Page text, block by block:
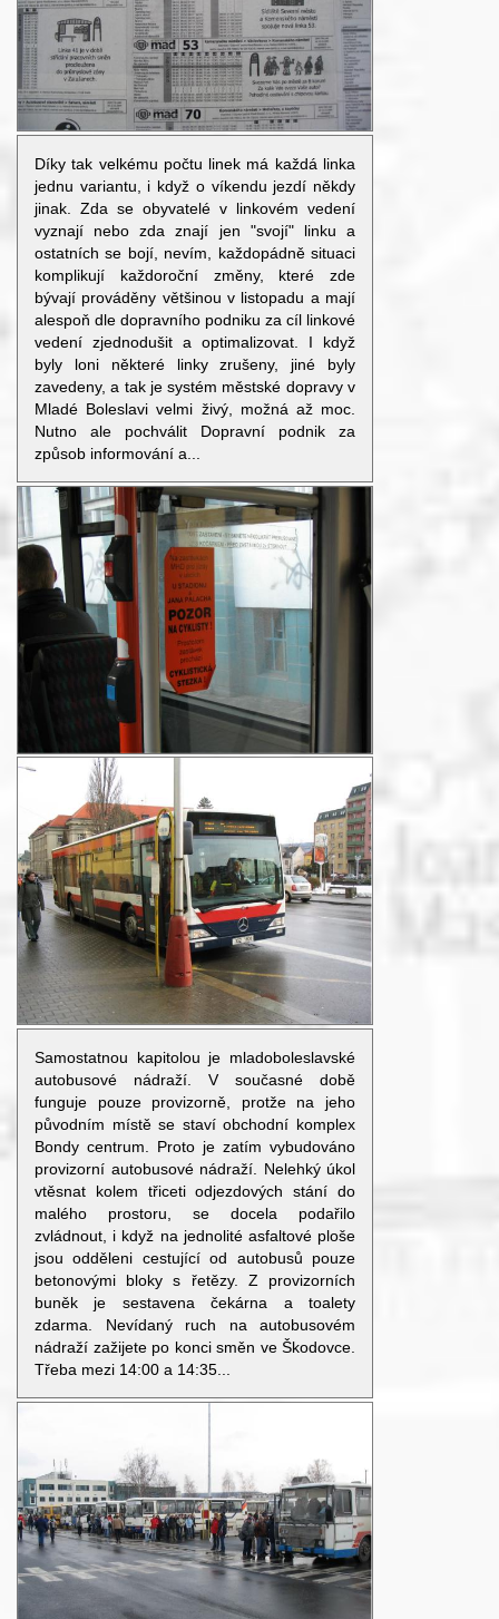
Díky tak velkému počtu linek má každá linka
jednu variantu, i když o víkendu jezdí někdy
jinak. Zda se obyvatelé v linkovém vedení
vyznají nebo zda znají jen "svojí" linku a
ostatních se bojí, nevím, každopádně situaci
komplikují každoroční změny, které zde
bývají prováděny většinou v listopadu a mají
alespoň dle dopravního podniku za cíl linkové
vedení zjednodušit a optimalizovat. I když
byly loni některé linky zrušeny, jiné byly
zavedeny, a tak je systém městské dopravy v
Mladé Boleslavi velmi živý, možná až moc.
Nutno ale pochválit Dopravní podnik za
způsob informování a...
Samostatnou kapitolou je mladoboleslavské
autobusové nádraží. V současné době
funguje pouze provizorně, protže na jeho
původním místě se staví obchodní komplex
Bondy centrum. Proto je zatím vybudováno
provizorní autobusové nádraží. Nelehký úkol
vtěsnat kolem třiceti odjezdových stání do
malého prostoru, se docela podařilo
zvládnout, i když na jednolité asfaltové ploše
jsou odděleni cestující od autobusů pouze
betonovými bloky s řetězy. Z provizorních
buněk je sestavena čekárna a toalety
zdarma. Nevídaný ruch na autobusovém
nádraží zažijete po konci směn ve Škodovce.
Třeba mezi 14:00 a 14:35...